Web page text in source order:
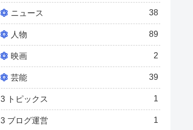
ニュース 38
人物 89
映画 2
芸能 39
3 トピックス 1
3 ブログ運営 1